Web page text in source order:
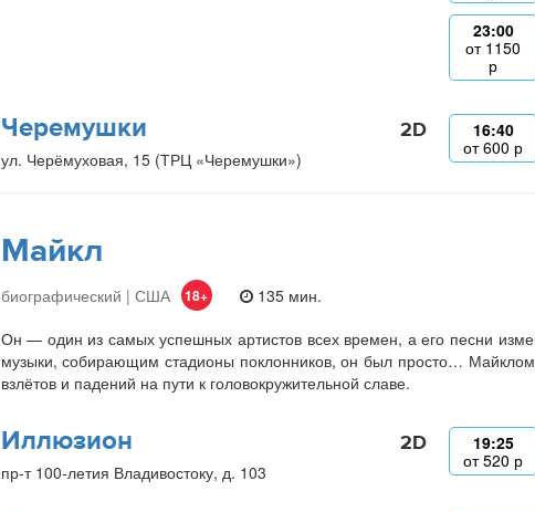
23:00
от 1150
р
Черемушки
ул. Черёмуховая, 15 (ТРЦ «Черемушки»)
2D
16:40
от600 р
Майкл
биографический | США 18+
135 мин.
Он — один из самых успешных артистов всех времен, а его песни
музыки, собирающим стадионы поклонников, он был просто…
взлётов и падений на пути к головокружительной славе.
Иллюзион
пр-т 100-летия Владивостоку, д. 103
2D
19:25
от520 р